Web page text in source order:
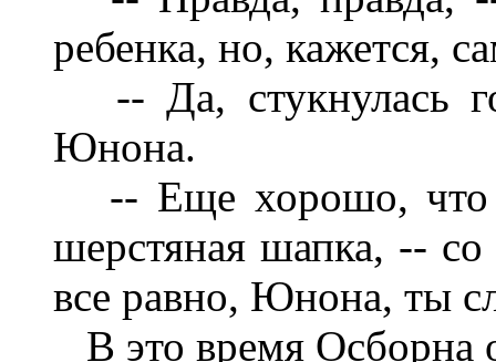
ребенка, но, кажется,
-- Да, стукнулась
Юнона.
-- Еще хорошо, что у
шерстяная шапка, --
все равно, Юнона, ты
В это время Осборна